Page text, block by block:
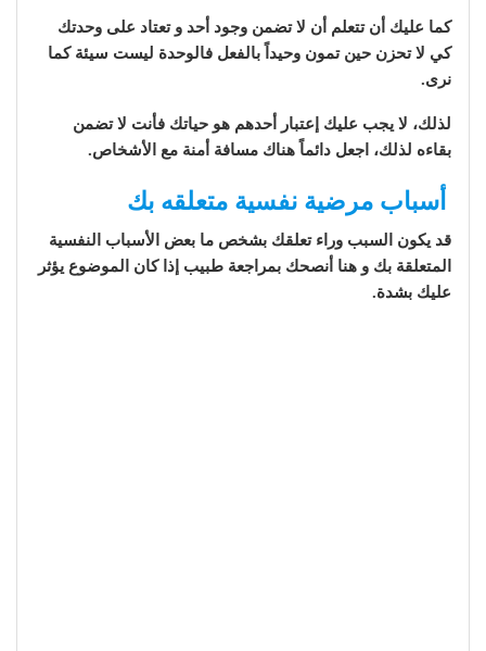
كما عليك أن تتعلم أن لا تضمن وجود أحد و تعتاد على وحدتك
كي لا تحزن حين تمون وحيداً بالفعل فالوحدة ليست سيئة كما
نرى.
لذلك، لا يجب عليك إعتبار أحدهم هو حياتك فأنت لا تضمن
بقاءه لذلك، اجعل دائماً هناك مسافة أمنة مع الأشخاص.
أسباب مرضية نفسية متعلقه بك
قد يكون السبب وراء تعلقك بشخص ما بعض الأسباب النفسية
المتعلقة بك و هنا أنصحك بمراجعة طبيب إذا كان الموضوع يؤثر
عليك بشدة.